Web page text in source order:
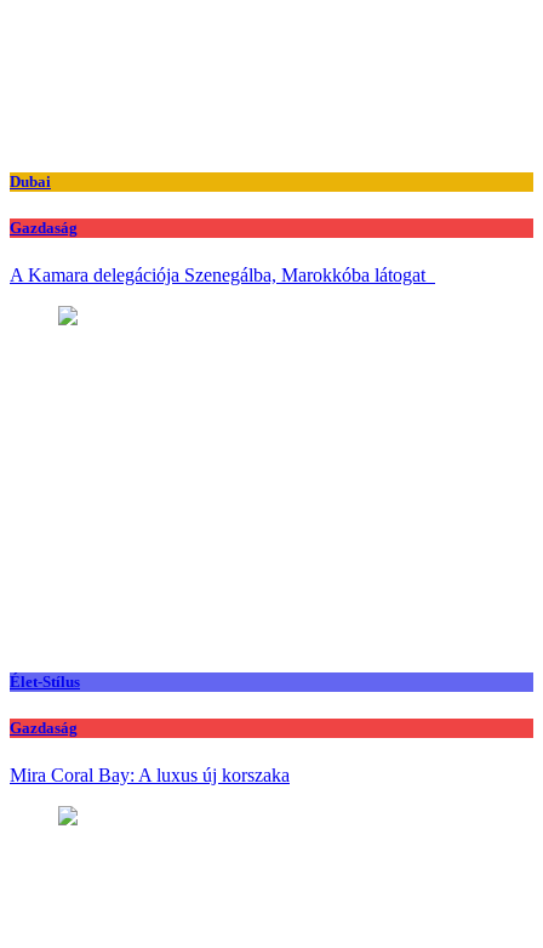
Dubai
Gazdaság
A Kamara delegációja Szenegálba, Marokkóba látogat
Élet-Stílus
Gazdaság
Mira Coral Bay: A luxus új korszaka